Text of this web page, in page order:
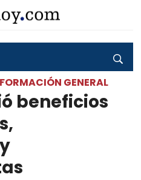
GENERAL
beneficios